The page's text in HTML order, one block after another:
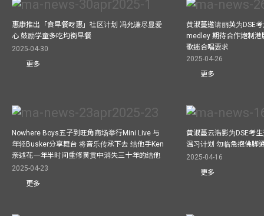
惠康推出「食早餐呀惠」社区计划 冯允谦尽显爱
心 鼓励学童多吃均衡早餐
2025-04-30
更多
黄淑蔓邀请丽英为DSE
medley 期待合作炮制
歌迷合唱要求
2025-04-26
更多
Nowhere Boys五子到旺角商场举行Mini Live 与
年轻Busker分享舞台 将音乐传承下去 结他手Ken
亲述花一年半时间重修黄贯中消失三十年的结他
2025-04-23
更多
黄淑蔓云浩影为DSE考
温习计划 勿临急抱佛脚
2025-04-16
更多